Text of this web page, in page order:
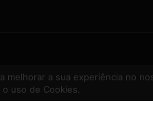
melhorar a sua experiência no
o uso de Cookies.